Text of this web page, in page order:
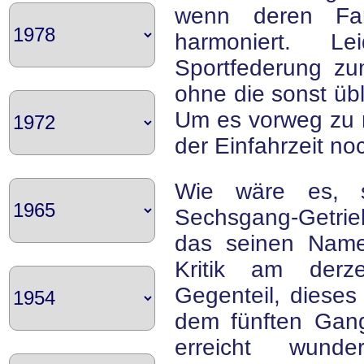
wenn deren
harmoniert.
Sportfederung
ohne die sonst
Um es vorweg
der Einfahrzeit
Wie wäre es,
Sechsgang-
das seinen
Kritik am
Gegenteil,
dem fünften
erreicht